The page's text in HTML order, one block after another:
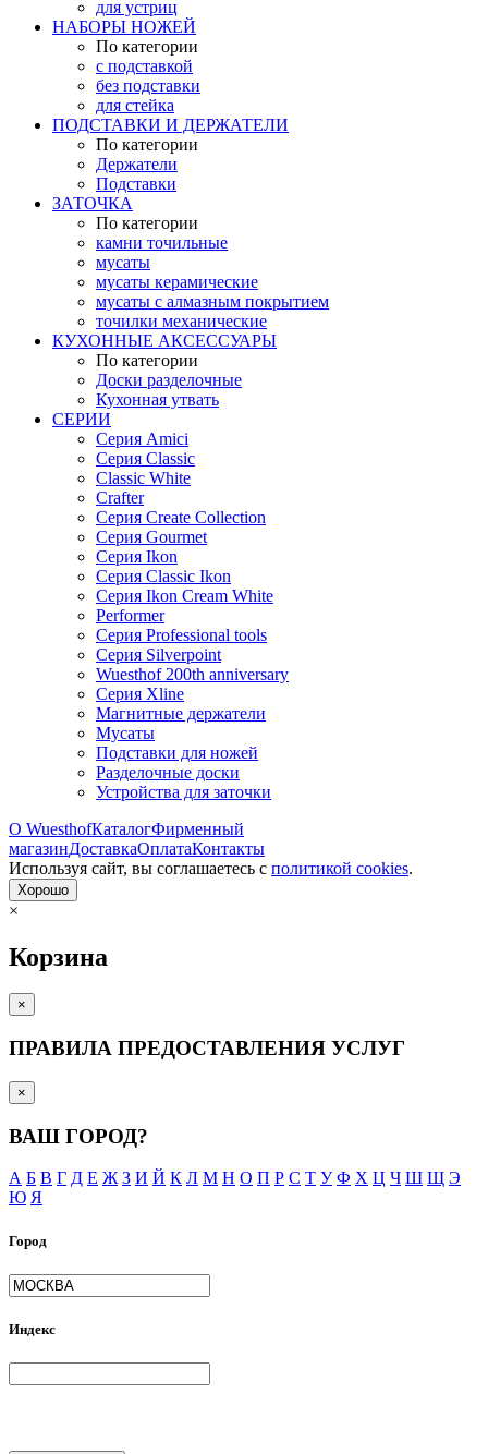
для устриц
НАБОРЫ НОЖЕЙ
По категории
с подставкой
без подставки
для стейка
ПОДСТАВКИ И ДЕРЖАТЕЛИ
По категории
Держатели
Подставки
ЗАТОЧКА
По категории
камни точильные
мусаты
мусаты керамические
мусаты с алмазным покрытием
точилки механические
КУХОННЫЕ АКСЕССУАРЫ
По категории
Доски разделочные
Кухонная утвать
СЕРИИ
Серия Amici
Серия Classic
Classic White
Crafter
Серия Create Collection
Серия Gourmet
Серия Ikon
Серия Classic Ikon
Серия Ikon Cream White
Performer
Серия Professional tools
Серия Silverpoint
Wuesthof 200th anniversary
Серия Xline
Магнитные держатели
Мусаты
Подставки для ножей
Разделочные доски
Устройства для заточки
О WuesthofКаталогФирменный
магазинДоставкаОплатаКонтакты
Используя сайт, вы согла­шаетесь с политикой cookies.
Хорошо
×
Корзина
×
ПРАВИЛА ПРЕДОСТАВЛЕНИЯ УСЛУГ
×
ВАШ ГОРОД?
А Б В Г Д Е Ж З И Й К Л М Н О П Р С Т У Ф Х Ц Ч Ш Щ Э
Ю Я
Город
Индекс